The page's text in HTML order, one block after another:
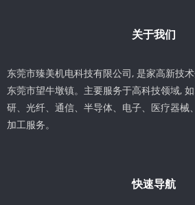
关于我们
东莞市臻美机电科技有限公司, 是家高新技
东莞市望牛墩镇。主要服务于高科技领域,
研、光纤、通信、半导体、电子、医疗器械
加工服务。
快速导航